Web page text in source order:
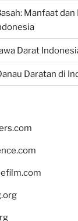
Manfaat dan
Darat
Daratan di